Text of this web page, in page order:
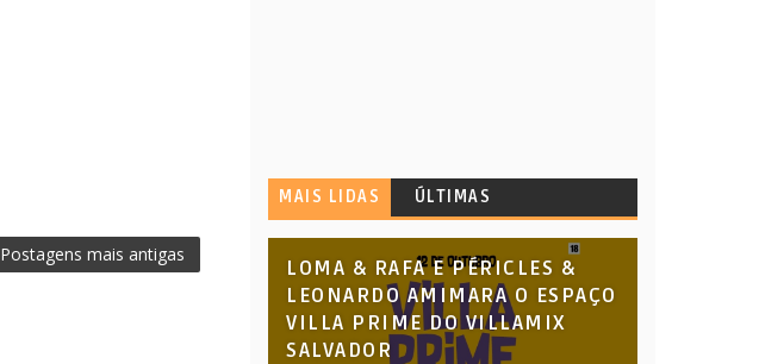
Postagens mais antigas
MAIS LIDAS ÚLTIMAS
LOMA & RAFA E PÉRICLES &
LEONARDO AMIMARA O ESPAÇO
VILLA PRIME DO VILLAMIX
SALVADOR